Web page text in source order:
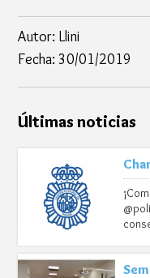
Autor: Llini
Fecha: 30/01/2019
Últimas noticias